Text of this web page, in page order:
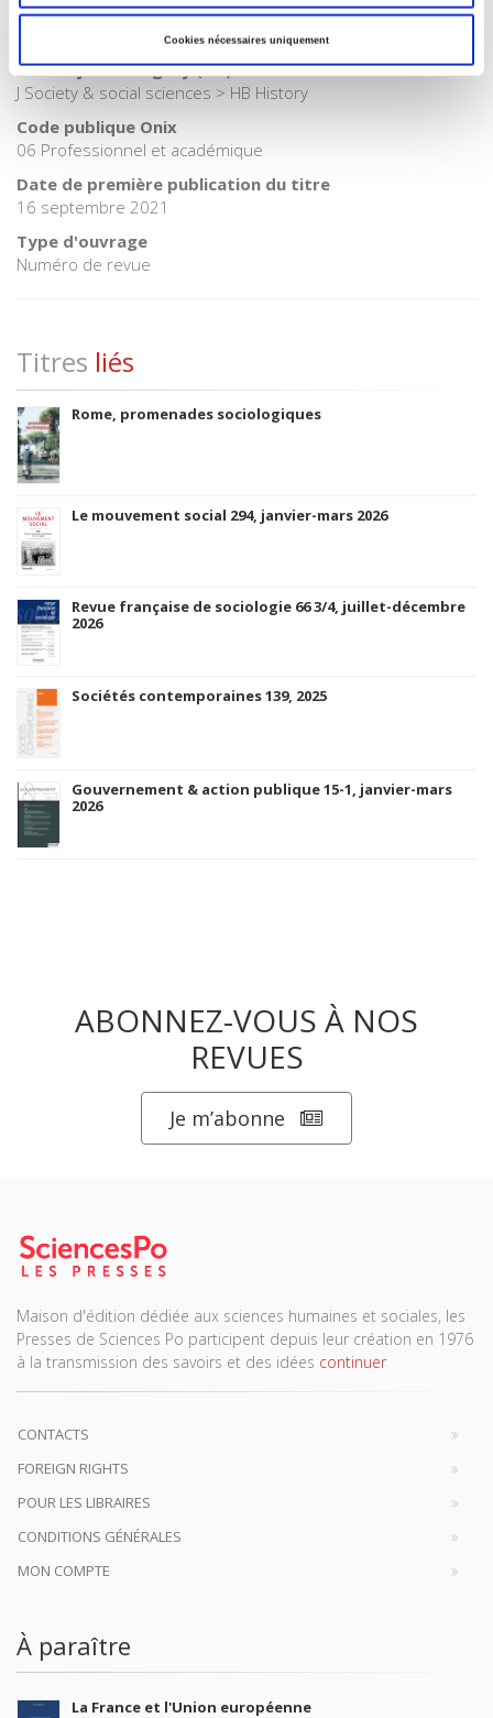
Cookies nécessaires uniquement
BISAC Subject Heading
HIS000000 HISTORY > HIS054000 HISTORY / Social History
BIC subject category (UK)
J Society & social sciences > HB History
Code publique Onix
06 Professionnel et académique
Date de première publication du titre
16 septembre 2021
Type d'ouvrage
Numéro de revue
Titres liés
Rome, promenades sociologiques
Le mouvement social 294, janvier-mars 2026
Revue française de sociologie 66 3/4, juillet-décembre
2026
Sociétés contemporaines 139, 2025
Gouvernement & action publique 15-1, janvier-mars
2026
ABONNEZ-VOUS À NOS
REVUES
Je m’abonne
Maison d'édition dédiée aux sciences humaines et sociales, les
Presses de Sciences Po participent depuis leur création en 1976
à la transmission des savoirs et des idées continuer
CONTACTS
FOREIGN RIGHTS
POUR LES LIBRAIRES
CONDITIONS GÉNÉRALES
MON COMPTE
À paraître
La France et l'Union européenne